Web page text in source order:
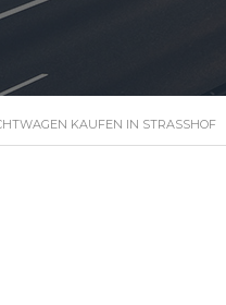
KAUFEN IN STRASSHOF